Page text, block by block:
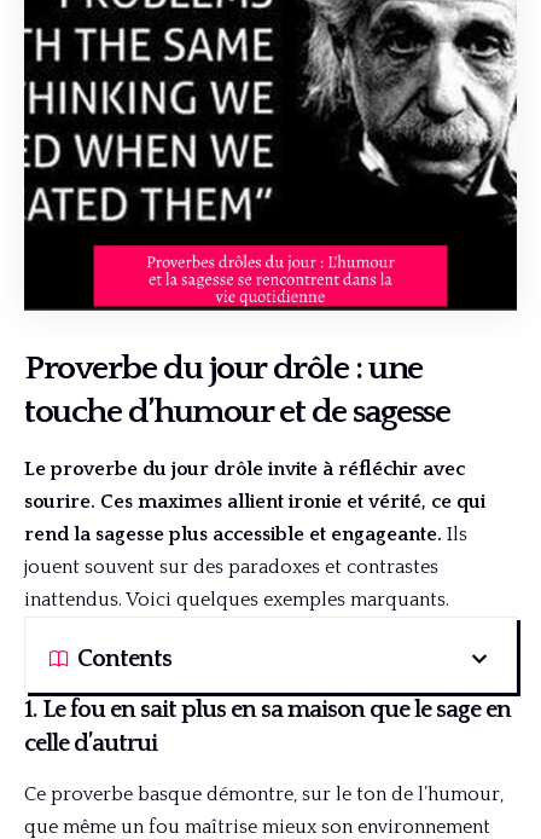
Proverbe du jour drôle : une
touche d’humour et de sagesse
Le proverbe du jour drôle invite à réfléchir avec
sourire. Ces maximes allient ironie et vérité, ce qui
rend la sagesse plus accessible et engageante. Ils
jouent souvent sur des paradoxes et contrastes
inattendus. Voici quelques exemples marquants.
Contents
1. Le fou en sait plus en sa maison que le sage en
celle d’autrui
Ce proverbe basque démontre, sur le ton de l’humour,
que même un fou maîtrise mieux son environnement